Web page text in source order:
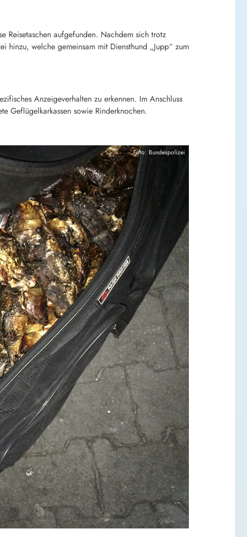
Reisetaschen aufgefunden. Nachdem sich trotz
hinzu, welche gemeinsam mit Diensthund „Jupp“ zum
Anzeigeverhalten zu erkennen. Im Anschluss
Geflügelkarkassen sowie Rinderknochen.
Foto: Bundespolizei